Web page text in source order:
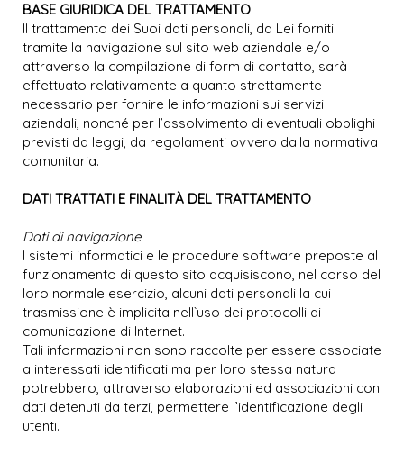
BASE GIURIDICA DEL TRATTAMENTO
Il trattamento dei Suoi dati personali, da Lei forniti
tramite la navigazione sul sito web aziendale e/o
attraverso la compilazione di form di contatto, sarà
effettuato relativamente a quanto strettamente
necessario per fornire le informazioni sui servizi
aziendali, nonché per l’assolvimento di eventuali obblighi
previsti da leggi, da regolamenti ovvero dalla normativa
comunitaria.
DATI TRATTATI E FINALITÀ DEL TRATTAMENTO
Dati di navigazione
I sistemi informatici e le procedure software preposte al
funzionamento di questo sito acquisiscono, nel corso del
loro normale esercizio, alcuni dati personali la cui
trasmissione è implicita nell`uso dei protocolli di
comunicazione di Internet.
Tali informazioni non sono raccolte per essere associate
a interessati identificati ma per loro stessa natura
potrebbero, attraverso elaborazioni ed associazioni con
dati detenuti da terzi, permettere l’identificazione degli
utenti.